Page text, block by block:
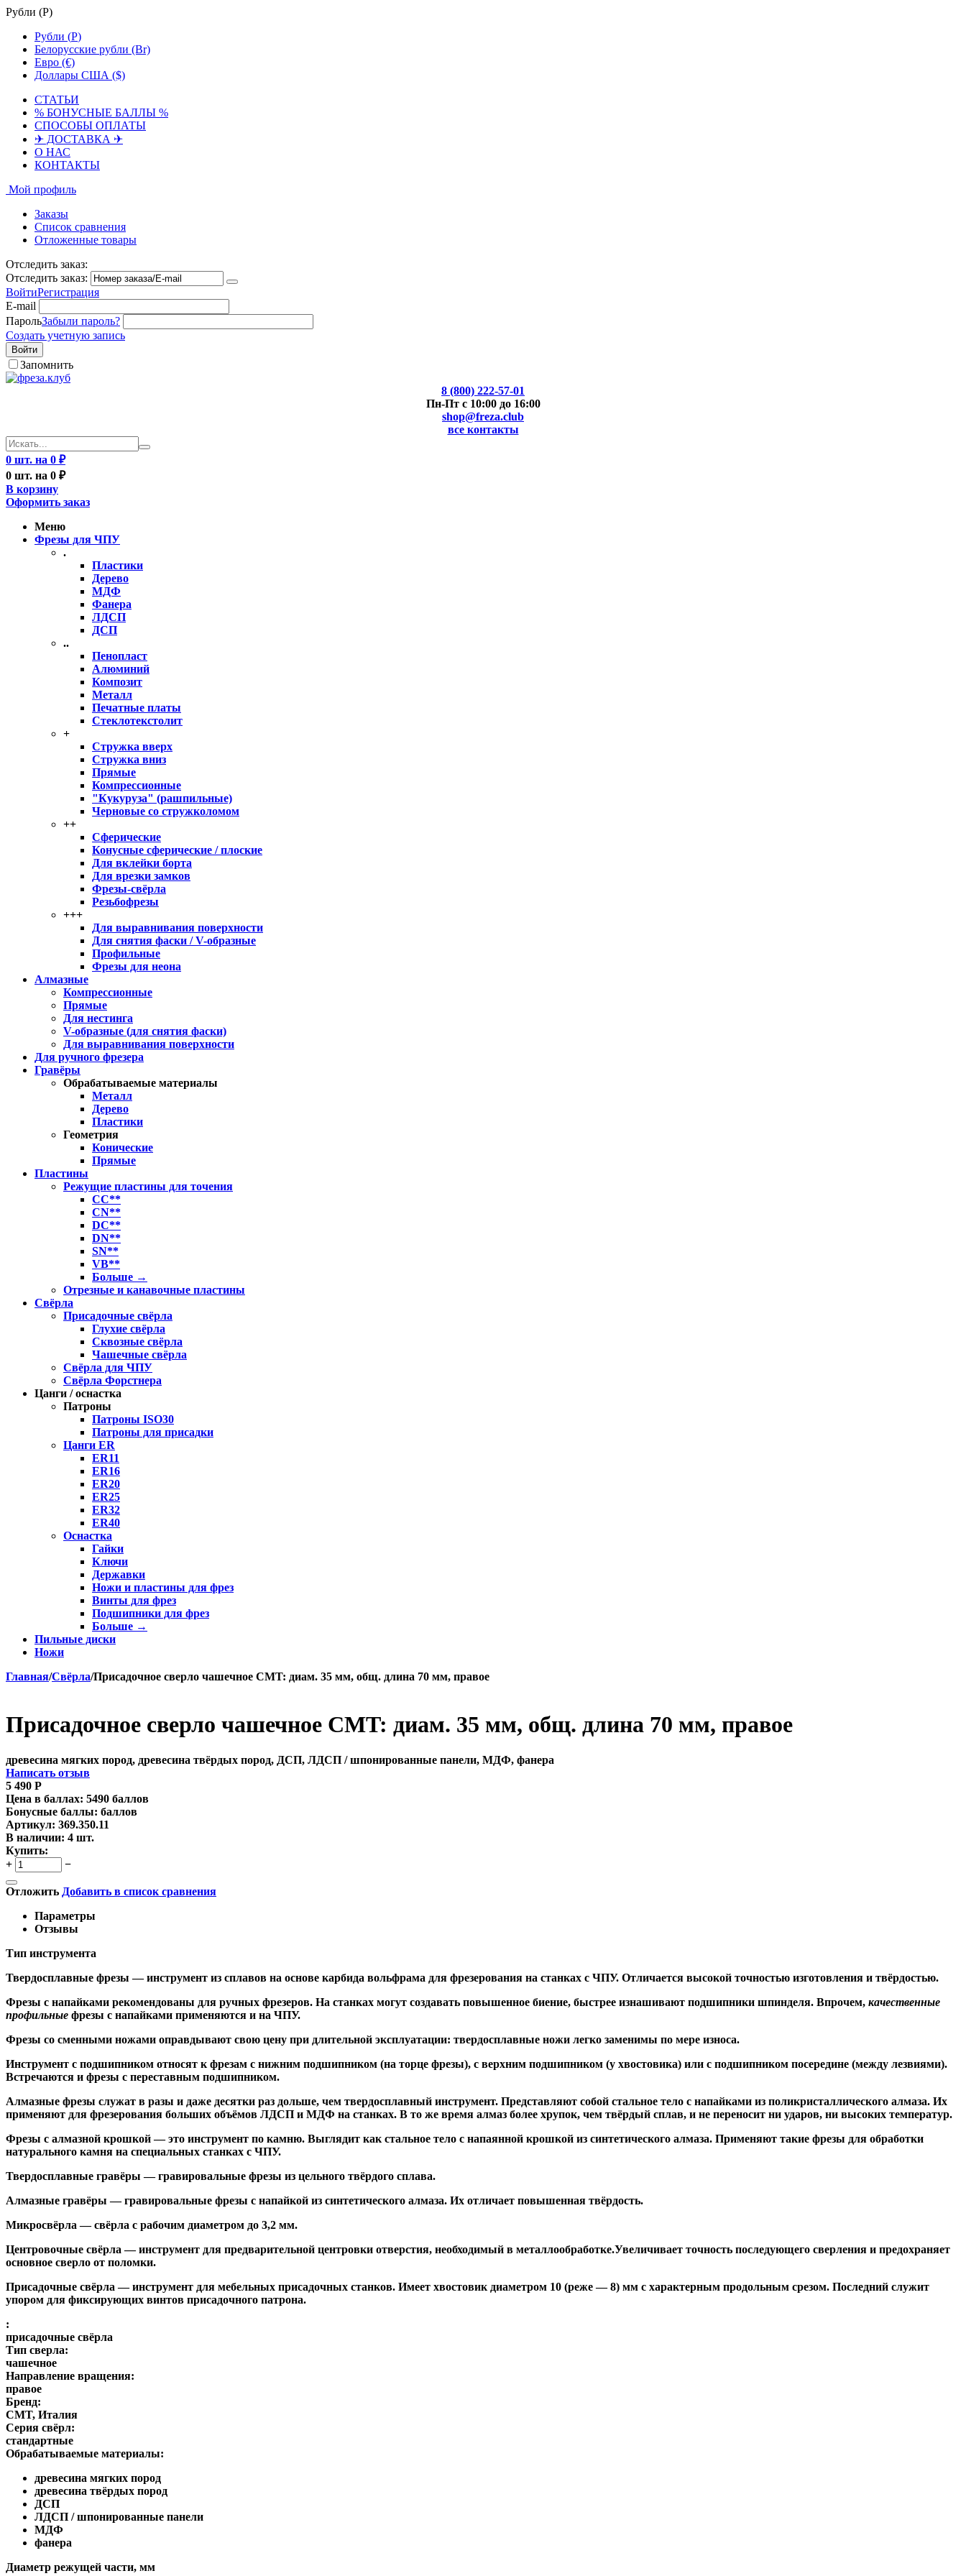
Рубли (Р)
Рубли (Р)
Белорусские рубли (Br)
Евро (€)
Доллары США ($)
СТАТЬИ
% БОНУСНЫЕ БАЛЛЫ %
СПОСОБЫ ОПЛАТЫ
✈ ДОСТАВКА ✈
О НАС
КОНТАКТЫ
Мой профиль
Заказы
Список сравнения
Отложенные товары
Отследить заказ:
Отследить заказ:
ВойтиРегистрация
E-mail
ПарольЗабыли пароль?
Создать учетную запись
Войти
Запомнить
8 (800) 222-57-01
Пн-Пт с 10:00 до 16:00
shop@freza.club
все контакты
0 шт. на 0 ₽
0 шт. на 0 ₽
В корзину
Оформить заказ
Меню
Фрезы для ЧПУ
.
Пластики
Дерево
МДФ
Фанера
ЛДСП
ДСП
..
Пенопласт
Алюминий
Композит
Металл
Печатные платы
Стеклотекстолит
+
Стружка вверх
Стружка вниз
Прямые
Компрессионные
"Кукуруза" (рашпильные)
Черновые со стружколомом
++
Сферические
Конусные сферические / плоские
Для вклейки борта
Для врезки замков
Фрезы-свёрла
Резьбофрезы
+++
Для выравнивания поверхности
Для снятия фаски / V-образные
Профильные
Фрезы для неона
Алмазные
Компрессионные
Прямые
Для нестинга
V-образные (для снятия фаски)
Для выравнивания поверхности
Для ручного фрезера
Гравёры
Обрабатываемые материалы
Металл
Дерево
Пластики
Геометрия
Конические
Прямые
Пластины
Режущие пластины для точения
CC**
CN**
DC**
DN**
SN**
VB**
Больше →
Отрезные и канавочные пластины
Свёрла
Присадочные свёрла
Глухие свёрла
Сквозные свёрла
Чашечные свёрла
Свёрла для ЧПУ
Свёрла Форстнера
Цанги / оснастка
Патроны
Патроны ISO30
Патроны для присадки
Цанги ER
ER11
ER16
ER20
ER25
ER32
ER40
Оснастка
Гайки
Ключи
Державки
Ножи и пластины для фрез
Винты для фрез
Подшипники для фрез
Больше →
Пильные диски
Ножи
Главная/Свёрла/Присадочное сверло чашечное CMT: диам. 35 мм, общ. длина 70 мм, правое
Присадочное сверло чашечное CMT: диам. 35 мм, общ. длина 70 мм, правое
древесина мягких пород, древесина твёрдых пород, ДСП, ЛДСП / шпонированные панели, МДФ, фанера
Написать отзыв
5 490 Р
Цена в баллах: 5490 баллов
Бонусные баллы: баллов
Артикул: 369.350.11
В наличии: 4 шт.
Купить:
+
−
Отложить Добавить в список сравнения
Параметры
Отзывы
Тип инструмента
Твердосплавные фрезы — инструмент из сплавов на основе карбида вольфрама для фрезерования на станках с ЧПУ. Отличается высокой точностью изготовления и твёрдостью.
Фрезы с напайками рекомендованы для ручных фрезеров. На станках могут создавать повышенное биение, быстрее изнашивают подшипники шпинделя. Впрочем, качественные
профильные фрезы с напайками применяются и на ЧПУ.
Фрезы со сменными ножами оправдывают свою цену при длительной эксплуатации: твердосплавные ножи легко заменимы по мере износа.
Инструмент с подшипником относят к фрезам с нижним подшипником (на торце фрезы), с верхним подшипником (у хвостовика) или с подшипником посередине (между лезвиями).
Встречаются и фрезы с переставным подшипником.
Алмазные фрезы служат в разы и даже десятки раз дольше, чем твердосплавный инструмент. Представляют собой стальное тело с напайками из поликристаллического алмаза. Их
применяют для фрезерования больших объёмов ЛДСП и МДФ на станках. В то же время алмаз более хрупок, чем твёрдый сплав, и не переносит ни ударов, ни высоких температур.
Фрезы с алмазной крошкой— это инструмент по камню. Выглядит как стальное тело с напаянной крошкой из синтетического алмаза. Применяют такие фрезы для обработки
натурального камня на специальных станках с ЧПУ.
Твердосплавные гравёры — гравировальные фрезы из цельного твёрдого сплава.
Алмазные гравёры — гравировальные фрезы с напайкой из синтетического алмаза. Их отличает повышенная твёрдость.
Микросвёрла — свёрла с рабочим диаметром до 3,2 мм.
Центровочные свёрла — инструмент для предварительной центровки отверстия, необходимый в металлообработке.Увеличивает точность последующего сверления и предохраняет
основное сверло от поломки.
Присадочные свёрла — инструмент для мебельных присадочных станков. Имеет хвостовик диаметром 10 (реже — 8) мм с характерным продольным срезом. Последний служит
упором для фиксирующих винтов присадочного патрона.
:
присадочные свёрла
Тип сверла:
чашечное
Направление вращения:
правое
Бренд:
CMT, Италия
Серия свёрл:
стандартные
Обрабатываемые материалы:
древесина мягких пород
древесина твёрдых пород
ДСП
ЛДСП / шпонированные панели
МДФ
фанера
Диаметр режущей части, мм